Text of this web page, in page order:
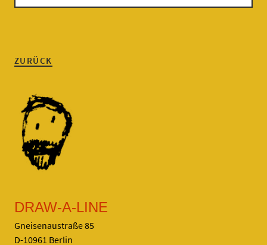
ZURÜCK
DRAW-A-LINE
Gneisenaustraße 85
D-10961 Berlin